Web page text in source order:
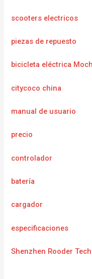
scooters electricos
piezas de repuesto
bicicleta eléctrica
citycoco china
manual de usuario
precio
controlador
batería
cargador
especificaciones
Shenzhen Rooder